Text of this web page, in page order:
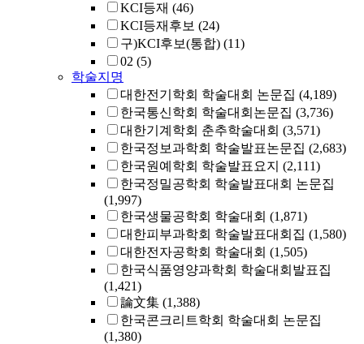
KCI등재 (46)
KCI등재후보 (24)
구)KCI후보(통합) (11)
02 (5)
학술지명
대한전기학회 학술대회 논문집 (4,189)
한국통신학회 학술대회논문집 (3,736)
대한기계학회 춘추학술대회 (3,571)
한국정보과학회 학술발표논문집 (2,683)
한국원예학회 학술발표요지 (2,111)
한국정밀공학회 학술발표대회 논문집
(1,997)
한국생물공학회 학술대회 (1,871)
대한피부과학회 학술발표대회집 (1,580)
대한전자공학회 학술대회 (1,505)
한국식품영양과학회 학술대회발표집
(1,421)
論文集 (1,388)
한국콘크리트학회 학술대회 논문집
(1,380)